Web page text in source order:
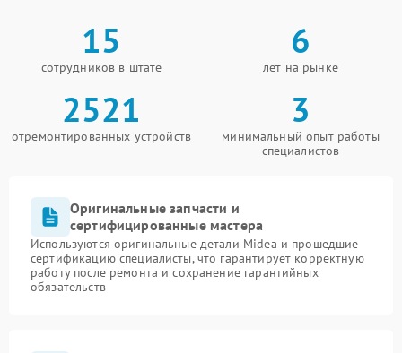
15
сотрудников в штате
6
лет на рынке
2521
отремонтированных устройств
3
минимальный опыт работы
специалистов
Оригинальные запчасти и
сертифицированные мастера
Используются оригинальные детали Midea и прошедшие
сертификацию специалисты, что гарантирует корректную
работу после ремонта и сохранение гарантийных
обязательств